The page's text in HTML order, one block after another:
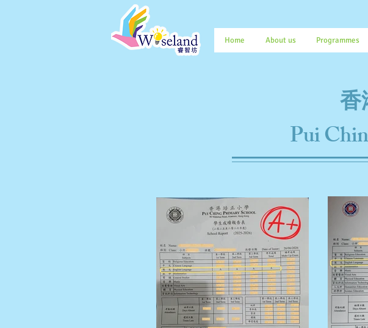
Home About us Programmes
Pui